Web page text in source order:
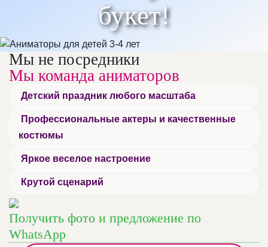
букет!
Мы не посредники
Мы команда аниматоров
Детский праздник любого масштаба
Профессиональные актеры и качественные
костюмы
Яркое веселое настроение
Крутой сценарий
Получить фото и предложение по
WhatsApp